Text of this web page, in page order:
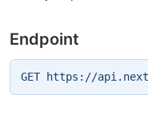
Endpoint
GET https://